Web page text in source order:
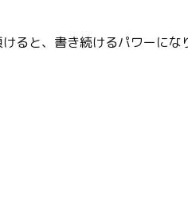
ると、書き続けるパワーにな